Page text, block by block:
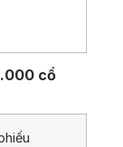
cổ